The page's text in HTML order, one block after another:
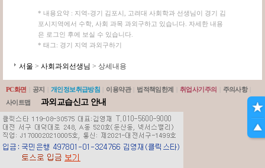
* 내용요약 : 지역-경기 김포시, 고려대 사회학과 선생님이 경기 김
포시지역에서 수학, 사회 과목 과외구하고 있습니다. 자세한 내용
은 로그인 후에 보실 수 있습니다.
* 태그: 경기 지역 과외구하기
서울 > 사회과외선생님 > 상세내용
PC화면 공지 개인정보취급방침 이용약관 법적책임한계 취업사기주의 주의사항
사이트맵
과외교습신고 안내